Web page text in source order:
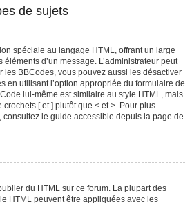
de sujets
spéciale au langage HTML, offrant un large
d’un message. L’administrateur peut
les BBCodes, vous pouvez aussi les désactiver
en utilisant l’option appropriée du formulaire de
lui-même est similaire au style HTML, mais
[ et ] plutôt que < et >. Pour plus
consultez le guide accessible depuis la page de
du HTML sur ce forum. La plupart des
HTML peuvent être appliquées avec les